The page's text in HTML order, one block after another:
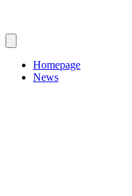
Homepage
News